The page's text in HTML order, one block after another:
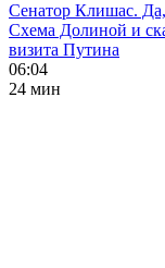
Сенатор Клишас.
Схема Долиной и
визита Путина
06:04
24 мин